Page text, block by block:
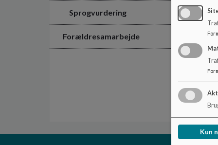
Sprogvurdering
Forældresamarbejde
Kun